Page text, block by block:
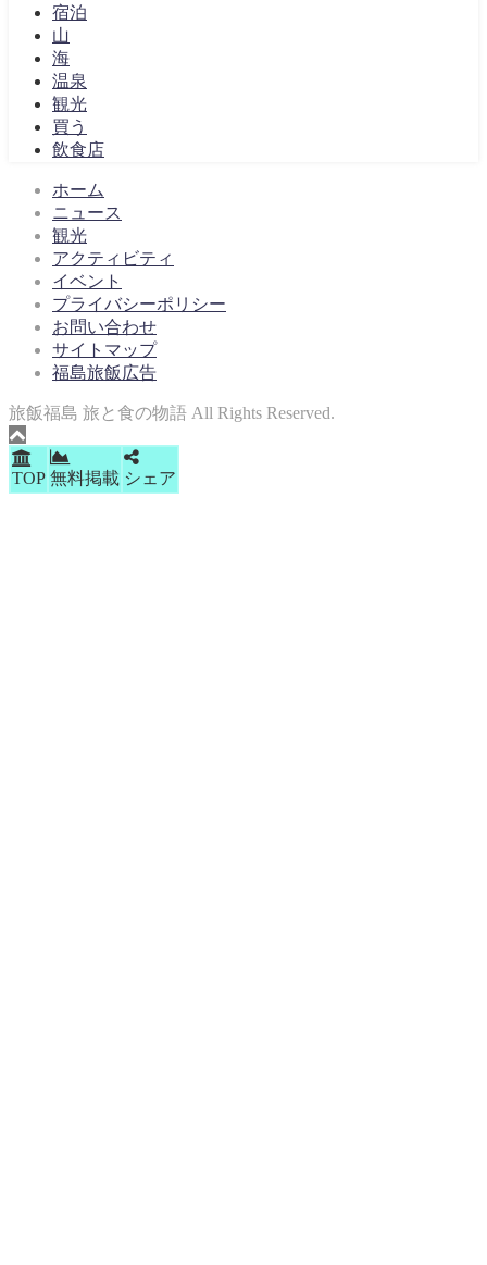
宿泊
山
海
温泉
観光
買う
飲食店
ホーム
ニュース
観光
アクティビティ
イベント
プライバシーポリシー
お問い合わせ
サイトマップ
福島旅飯広告
旅飯福島 旅と食の物語 All Rights Reserved.
TOP 無料掲載 シェア